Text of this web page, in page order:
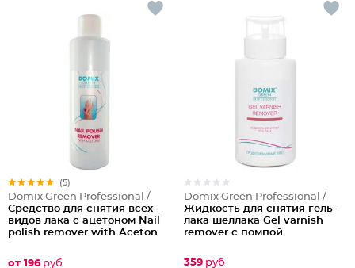
(5)
Domix Green Professional /
Средство для снятия всех
видов лака с ацетоном Nail
polish remover with Aceton
от 196 руб
Domix Green Professional /
Жидкость для снятия гель-
лака шеллака Gel varnish
remover с помпой
359 руб